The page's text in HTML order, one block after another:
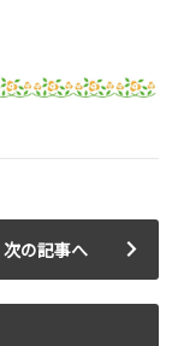
次の記事へ